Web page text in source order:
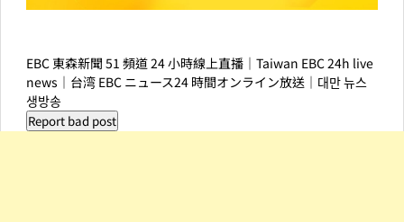
EBC 東森新聞 51 頻道 24 小時線上直播｜Taiwan EBC 24h live
news｜台湾 EBC ニュース24 時間オンライン放送｜대만 뉴스
생방송